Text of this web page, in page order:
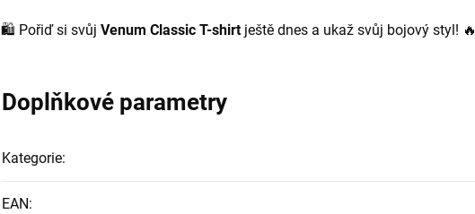
🛍️ Pořiď si svůj Venum Classic T-shirtještě dnes a ukaž svůj bojový styl! 🔥
Doplňkové parametry
Kategorie:
EAN: